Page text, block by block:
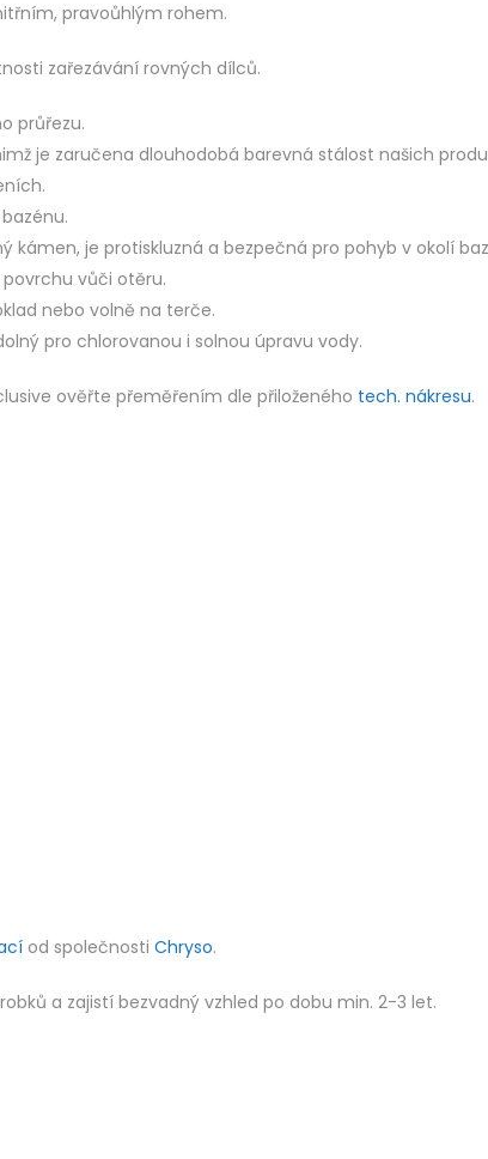
pravoůhlým rohem.
zařezávání rovných dílců.
průřezu.
je zaručena dlouhodobá barevná stálost našich
je protiskluzná a bezpečná pro pohyb v okolí
vůči otěru.
nebo volně na terče.
pro chlorovanou i solnou úpravu vody.
ověřte přeměřením dle přiloženého tech. nákresu.
od společnosti Chryso.
a zajistí bezvadný vzhled po dobu min. 2-3 let.